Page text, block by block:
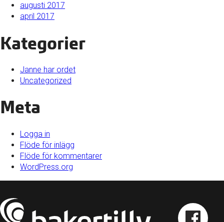
augusti 2017
april 2017
Kategorier
Janne har ordet
Uncategorized
Meta
Logga in
Flöde för inlägg
Flöde för kommentarer
WordPress.org